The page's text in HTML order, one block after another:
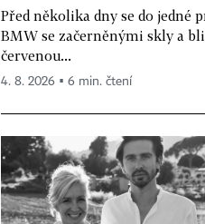
Před několika dny se do
BMW se začerněnými skly a
červenou...
4. 8. 2026 ▪ 6 min. čtení